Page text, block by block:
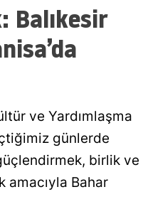
Balıkesir
ve Yardımlaşma
günlerde
birlik ve
Bahar